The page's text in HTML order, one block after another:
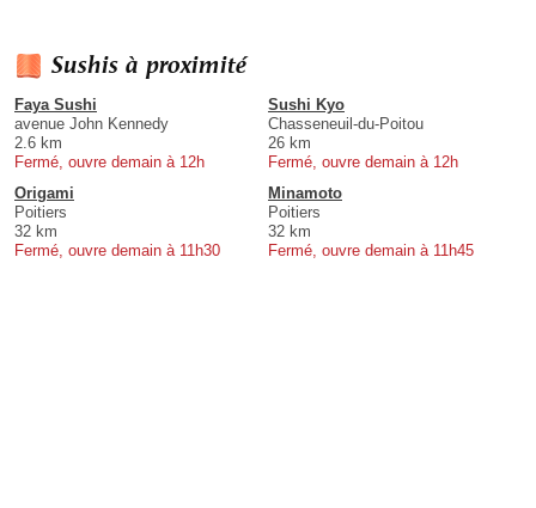
Sushis à proximité
Faya Sushi
avenue John Kennedy
2.6 km
Fermé, ouvre demain à 12h
Sushi Kyo
Chasseneuil-du-Poitou
26 km
Fermé, ouvre demain à 12h
Origami
Poitiers
32 km
Fermé, ouvre demain à 11h30
Minamoto
Poitiers
32 km
Fermé, ouvre demain à 11h45